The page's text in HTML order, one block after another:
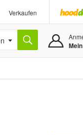
Verkaufen